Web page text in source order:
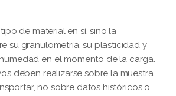
de material en sí, sino la
su granulometría, su plasticidad y
en el momento de la carga.
deben realizarse sobre la muestra
no sobre datos históricos o